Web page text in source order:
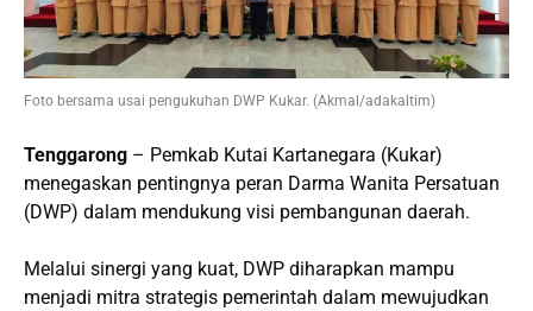
Foto bersama usai pengukuhan DWP Kukar. (Akmal/adakaltim)
Tenggarong – Pemkab Kutai Kartanegara (Kukar)
menegaskan pentingnya peran Darma Wanita Persatuan
(DWP) dalam mendukung visi pembangunan daerah.
Melalui sinergi yang kuat, DWP diharapkan mampu
menjadi mitra strategis pemerintah dalam mewujudkan